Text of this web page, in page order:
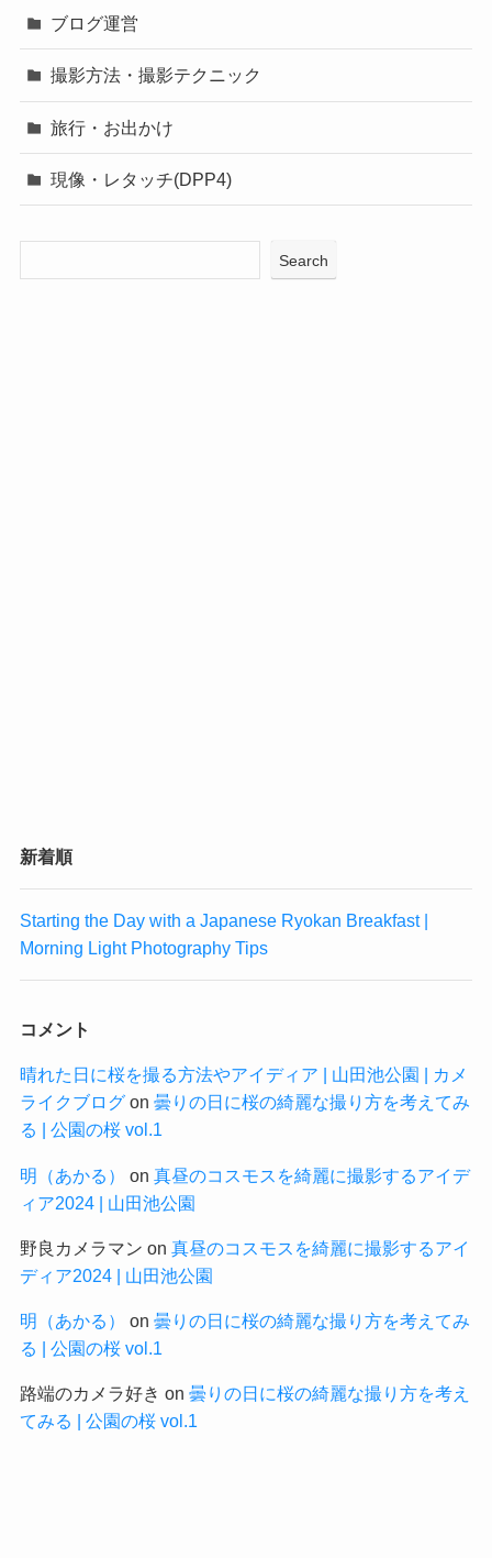
ブログ運営
撮影方法・撮影テクニック
旅行・お出かけ
現像・レタッチ(DPP4)
Search
新着順
Starting the Day with a Japanese Ryokan Breakfast |
Morning Light Photography Tips
コメント
晴れた日に桜を撮る方法やアイディア | 山田池公園 | カメ
ライクブログon 曇りの日に桜の綺麗な撮り方を考えてみ
る | 公園の桜 vol.1
明（あかる） on 真昼のコスモスを綺麗に撮影するアイデ
ィア2024 | 山田池公園
野良カメラマン on 真昼のコスモスを綺麗に撮影するアイ
ディア2024 | 山田池公園
明（あかる） on 曇りの日に桜の綺麗な撮り方を考えてみ
る | 公園の桜 vol.1
路端のカメラ好き on 曇りの日に桜の綺麗な撮り方を考え
てみる | 公園の桜 vol.1